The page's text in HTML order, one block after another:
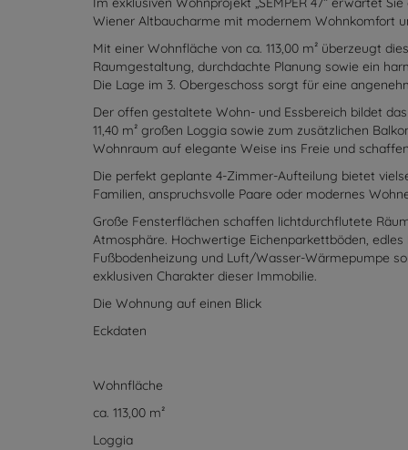
Wiener Altbaucharme mit modernem Wohnkomfort
Mit einer Wohnfläche von ca. 113,00 m² überzeugt
Raumgestaltung, durchdachte Planung sowie ein
Die Lage im 3. Obergeschoss sorgt für eine
Der offen gestaltete Wohn- und Essbereich bildet
11,40 m² großen Loggia sowie zum zusätzlichen
Wohnraum auf elegante Weise ins Freie und
Die perfekt geplante 4-Zimmer-Aufteilung bietet
Familien, anspruchsvolle Paare oder modernes
Große Fensterflächen schaffen lichtdurchflutete
Atmosphäre. Hochwertige Eichenparkettböden,
Fußbodenheizung und Luft/Wasser-Wärmepumpe
exklusiven Charakter dieser Immobilie.
Die Wohnung auf einen Blick
Eckdaten
Wohnfläche
ca. 113,00 m²
Loggia